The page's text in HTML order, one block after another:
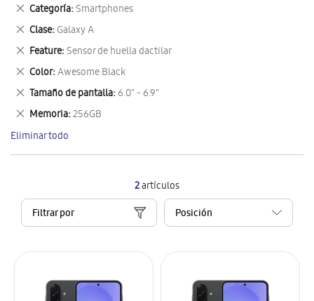
2artículos
Filtrar por
Categoría Smartphones
Eliminar
este
artículo
Clase Galaxy A
Eliminar
este
artículo
Feature Sensor de huella dactilar
Eliminar
este
artículo
Color Awesome Black
Eliminar
este
artículo
Tamaño de pantalla 6.0" - 6.9"
Eliminar
este
artículo
Memoria 256GB
Eliminar
este
artículo
Eliminar todo